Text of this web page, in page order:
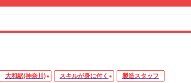
大和駅(神奈川) スキルが身に付く 製造スタッフ